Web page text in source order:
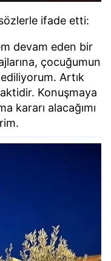
sözlerle ifade etti:
devam eden bir
çocuğumun
Artık
Konuşmaya
kararı alacağımı